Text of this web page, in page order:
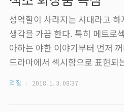
다. 가볍지 않았던 그..
성역할이 사라지는 시대라고
생각을 가끔 한다. 특히 메트로
아하는 야한 이야기부터 먼저
드라마에서 섹시함으로 표현되
는 굉장히 상상력을 자극하는
덕질 2018. 1. 3. 08:37